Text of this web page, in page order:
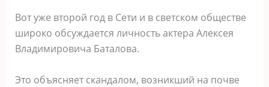
Вот уже второй год в Сети и в светском обществе
широко обсуждается личность актера Алексея
Владимировича Баталова.
Это объясняет скандалом, возникший на почве